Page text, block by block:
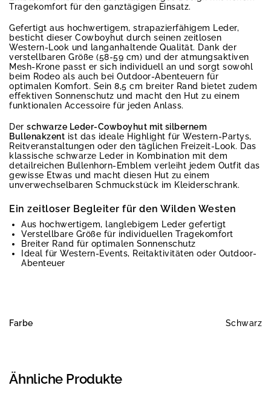
Tragekomfort für den ganztägigen Einsatz.
Gefertigt aus hochwertigem, strapazierfähigem Leder,
besticht dieser Cowboyhut durch seinen zeitlosen
Western-Look und langanhaltende Qualität. Dank der
verstellbaren Größe (58-59 cm) und der atmungsaktiven
Mesh-Krone passt er sich individuell an und sorgt sowohl
beim Rodeo als auch bei Outdoor-Abenteuern für
optimalen Komfort. Sein 8,5 cm breiter Rand bietet zudem
effektiven Sonnenschutz und macht den Hut zu einem
funktionalen Accessoire für jeden Anlass.
Der schwarze Leder-Cowboyhut mit silbernem
Bullenakzent ist das ideale Highlight für Western-Partys,
Reitveranstaltungen oder den täglichen Freizeit-Look. Das
klassische schwarze Leder in Kombination mit dem
detailreichen Bullenhorn-Emblem verleiht jedem Outfit das
gewisse Etwas und macht diesen Hut zu einem
unverwechselbaren Schmuckstück im Kleiderschrank.
Ein zeitloser Begleiter für den Wilden Westen
Aus hochwertigem, langlebigem Leder gefertigt
Verstellbare Größe für individuellen Tragekomfort
Breiter Rand für optimalen Sonnenschutz
Ideal für Western-Events, Reitaktivitäten oder Outdoor-
Abenteuer
Farbe Schwarz
Ähnliche Produkte